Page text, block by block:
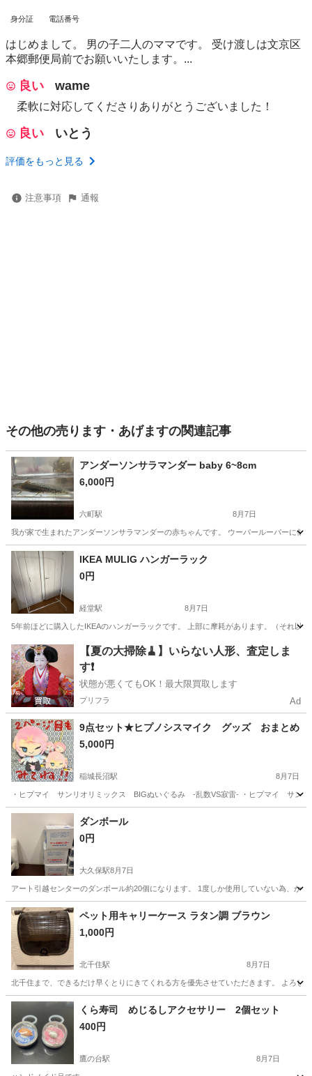
身分証 電話番号
はじめまして。 男の子二人のママです。 受け渡しは文京区
本郷郵便局前でお願いいたします。...
良い wame
柔軟に対応してくださりありがとうございました！
良い いとう
評価をもっと見る
注意事項 通報
その他の売ります・あげますの関連記事
アンダーソンサラマンダー baby 6~8cm
6,000円
六町駅 8月7日
我が家で生まれたアンダーソンサラマンダーの赤ちゃんです。 ウーパールーパーに
東京 足立区
IKEA MULIG ハンガーラック
0円
経堂駅 8月7日
5年前ほどに購入したIKEAのハンガーラックです。 上部に摩耗があります。（それ以
東京 世田谷区 経堂駅 その他 MULIG
【夏の大掃除🧹】いらない人形、査定しま
す❗️
状態が悪くてもOK！最大限買取します
プリフラ Ad
9点セット★ヒプノシスマイク グッズ おまとめ
5,000円
稲城長沼駅 8月7日
・ヒプマイ サンリオリミックス BIGぬいぐるみ -乱数VS寂雷- ・ヒプマイ サン
東京 稲城市 稲城長沼駅
ダンボール
0円
大久保駅8月7日
アート引越センターのダンボール約20個になります。 1度しか使用していない為、か
東京 新宿区 大久保駅 その他 ダンボール
ペット用キャリーケース ラタン調 ブラウン
1,000円
北千住駅 8月7日
北千住まで、できるだけ早くとりにきてくれる方を優先させていただきます。 よろし
東京 足立区 北千住駅 その他
くら寿司 めじるしアクセサリー 2個セット
400円
鷹の台駅 8月7日